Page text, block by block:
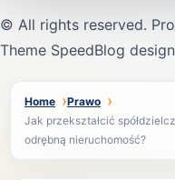
© All rights reserved.
Theme SpeedBlog
Home
Prawo
Jak przekształcić
odrębną nieruchomość?